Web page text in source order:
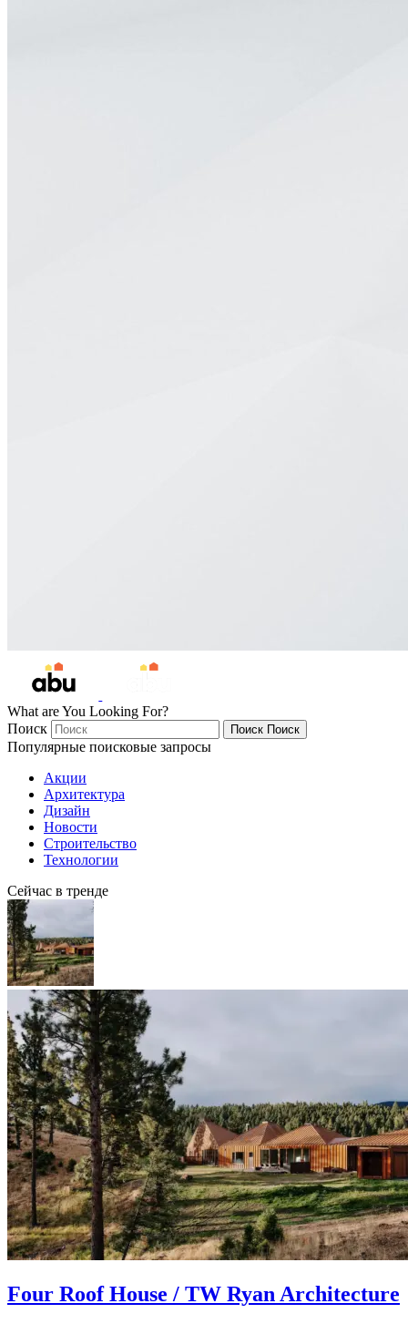
What are You Looking For?
Поиск
Поиск Поиск
Популярные поисковые запросы
Акции
Архитектура
Дизайн
Новости
Строительство
Технологии
Сейчас в тренде
Four Roof House / TW Ryan Architecture